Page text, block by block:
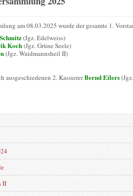
am 08.03.2025 wurde der gesamte 1.
(Jgz. Edelweiss)
Koch(Jgz. Grüne Seele)
(Jgz. Waidmannsheil II)
ausgeschiedenen 2. KassiererBernd Eilers
II